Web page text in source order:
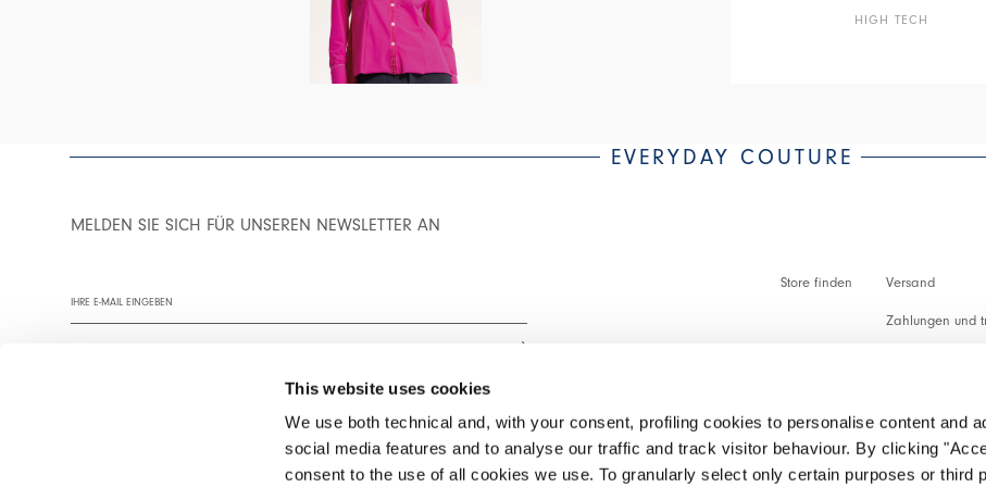
This website uses cookies
We use both technical and, with your consent, profiling cookies to personalise content and
social media features and to analyse our traffic and track visitor behaviour. By clicking
consent to the use of all cookies we use. To granularly select only certain purposes or third
HIGH TECH
EVERYDAY COUTURE
MELDEN SIE SICH FÜR UNSEREN NEWSLETTER AN
Wir empfehlen Ihnen, unsere Datenschutzrichtlinie vollständig zu lesen.
Store finden Versand
Zahlungen und
Rückgabe